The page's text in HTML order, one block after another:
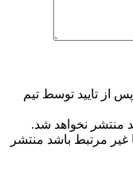
از تایید توسط تیم
منتشر نخواهد شد.
غیر مرتبط باشد منتشر